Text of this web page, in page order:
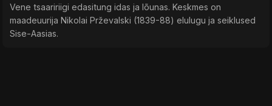
Vene tsaaririigi edasitung idas ja lõunas. Keskmes on
maadeuurija Nikolai Prževalski (1839-88) elulugu ja seiklused
Sise-Aasias.